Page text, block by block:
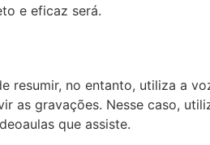
e eficaz será.
resumir, no entanto, utiliza a
as gravações. Nesse caso,
que assiste.